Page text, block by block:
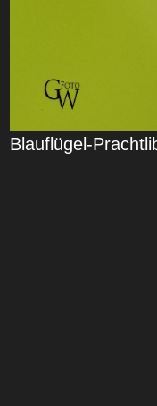
Blauflügel-